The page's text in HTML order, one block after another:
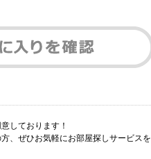
しております！
、ぜひお気軽にお部屋探しサービスを